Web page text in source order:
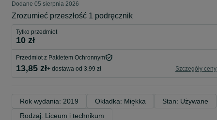
Dodane 05 sierpnia 2026
Zrozumieć przeszłość 1 podręcznik
Tylko przedmiot
10 zł
Przedmiot z Pakietem Ochronnym
13,85 zł+ dostawa od 3,99 zł Szczegóły ceny
Rok wydania: 2019 Okładka: Miękka
Stan: Używane
Rodzaj: Liceum i technikum